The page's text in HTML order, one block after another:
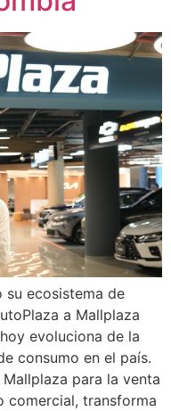
ecosistema de
a Mallplaza
evoluciona de la
consumo en el país.
para la venta
comercial, transforma